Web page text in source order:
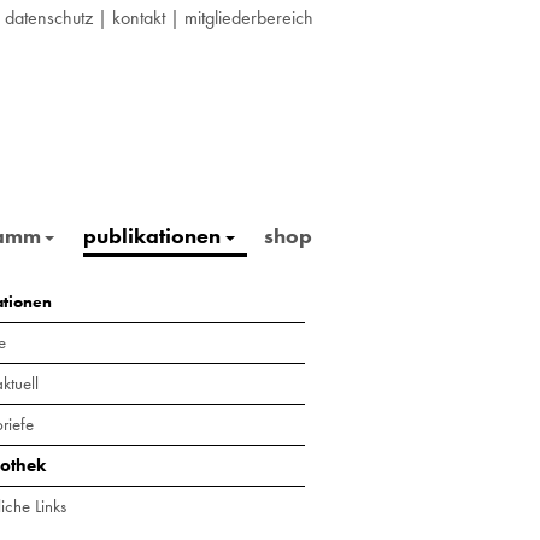
datenschutz | kontakt| mitgliederbereich
publikationen shop
Links